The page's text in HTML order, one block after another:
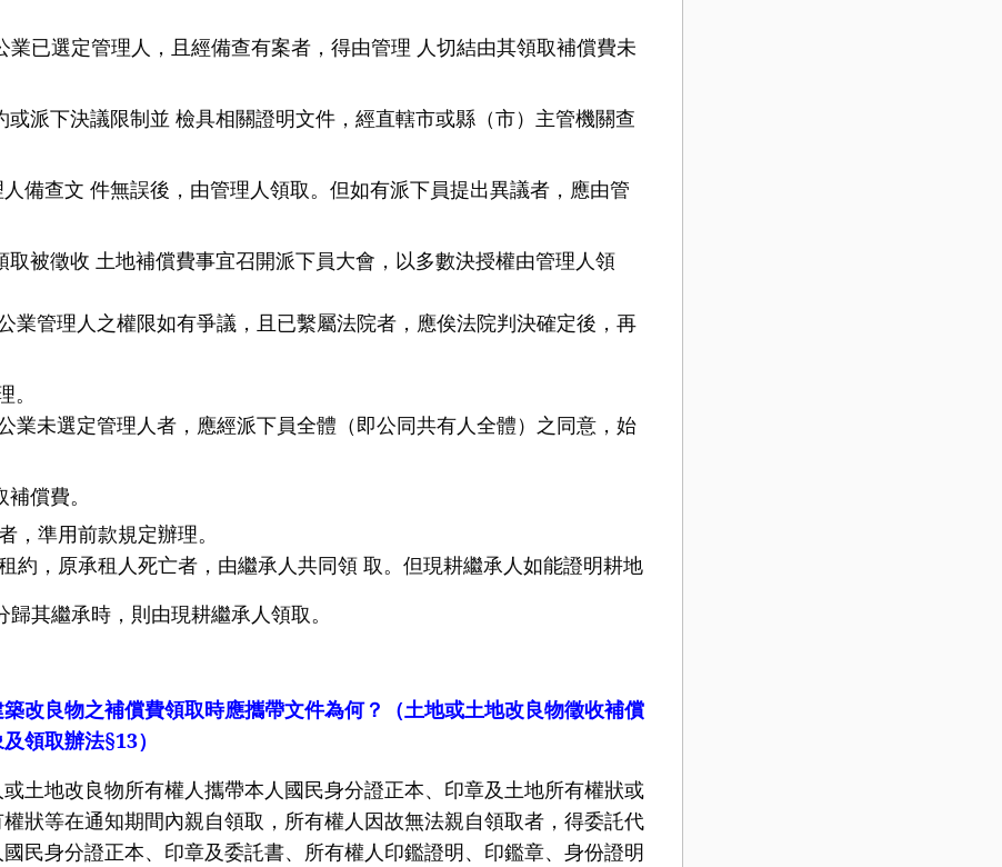
業已選定管理人，且經備查有案者，得由管理 人切結由其領取補償費未
下決議限制並 檢具相關證明文件，經直轄市或縣（市）主管機關查
文 件無誤後，由管理人領取。但如有派下員提出異議者，應由管
徵收 土地補償費事宜召開派下員大會，以多數決授權由管理人領
業管理人之權限如有爭議，且已繫屬法院者，應俟法院判決確定後，再
業未選定管理人者，應經派下員全體（即公同共有人全體）之同意，始
費。
，準用前款規定辦理。
約，原承租人死亡者，由繼承人共同領 取。但現耕繼承人如能證明耕地
繼承時，則由現耕繼承人領取。
改良物之補償費領取時應攜帶文件為何？（土地或土地改良物徵收補償
領取辦法§13）
土地改良物所有權人攜帶本人國民身分證正本、印章及土地所有權狀或
狀等在通知期間內親自領取，所有權人因故無法親自領取者，得委託代
民身分證正本、印章及委託書、所有權人印鑑證明、印鑑章、身份證明